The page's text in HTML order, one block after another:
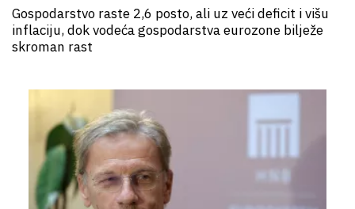
Gospodarstvo raste 2,6 posto, ali uz veći deficit i višu
inflaciju, dok vodeća gospodarstva eurozone bilježe
skroman rast